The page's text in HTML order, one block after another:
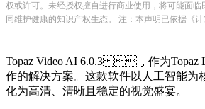
权或许可。未经授权擅自进行商业使用，将可能面
同维护健康的知识产权生态。 注：本声明已依据《
Topaz Video AI 6.0.3，作为Topaz
作的解决方案。这款软件以人工智能为核
化为高清、清晰且稳定的视觉盛宴。